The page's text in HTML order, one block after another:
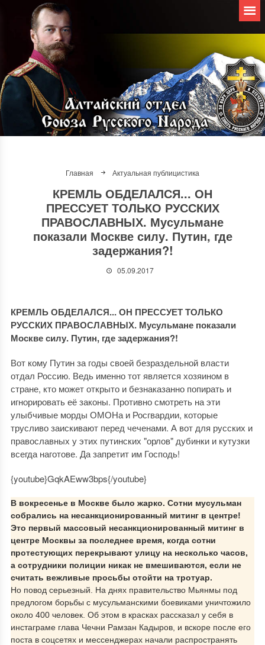
Главная Актуальная публицистика
КРЕМЛЬ ОБДЕЛАЛСЯ... ОН
ПРЕССУЕТ ТОЛЬКО РУССКИХ
ПРАВОСЛАВНЫХ. Мусульмане
показали Москве силу. Путин, где
задержания?!
05.09.2017
КРЕМЛЬ ОБДЕЛАЛСЯ... ОН ПРЕССУЕТ ТОЛЬКО
РУССКИХ ПРАВОСЛАВНЫХ. Мусульмане показали
Москве силу. Путин, где задержания?!
Вот кому Путин за годы своей безраздельной власти
отдал Россию. Ведь именно тот является хозяином в
стране, кто может открыто и безнаказанно попирать и
игнорировать её законы. Противно смотреть на эти
улыбчивые морды ОМОНа и Росгвардии, которые
трусливо заискивают перед чеченами. А вот для русских и
православных у этих путинских "орлов" дубинки и кутузки
всегда наготове. Да запретит им Господь!
{youtube}GqkAEww3bps{/youtube}
В вокресенье в Москве было жарко. Сотни мусульман
собрались на несанкционированный митинг в центре!
Это первый массовый несанкционированный митинг в
центре Москвы за последнее время, когда сотни
протестующих перекрывают улицу на несколько часов,
а сотрудники полиции никак не вмешиваются, если не
считать вежливые просьбы отойти на тротуар.
Но повод серьезный. На днях правительство Мьянмы под
предлогом борьбы с мусульманскими боевиками уничтожило
около 400 человек. Об этом в красках рассказал у себя в
инстаграме глава Чечни Рамзан Кадыров, и вскоре после его
поста в соцсетях и мессенджерах начали распространять